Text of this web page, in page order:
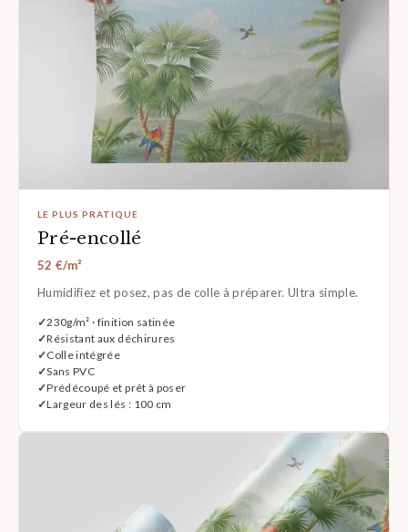
LE PLUS PRATIQUE
Pré-encollé
52 €/m²
Humidifiez et posez, pas de colle à préparer. Ultra simple.
230g/m² · finition satinée
Résistant aux déchirures
Colle intégrée
Sans PVC
Prédécoupé et prêt à poser
Largeur des lés : 100 cm